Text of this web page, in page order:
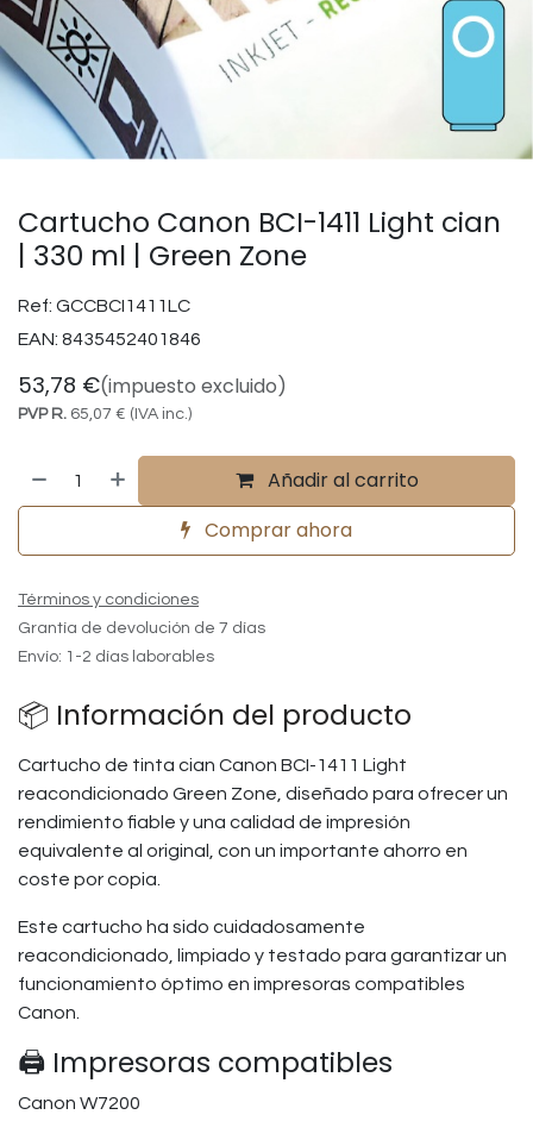
Cartucho Canon BCI-1411 Light cian
| 330 ml | Green Zone
Ref: GCCBCI1411LC
EAN: 8435452401846
53,78 €(impuesto excluido)
PVP R. 65,07 € (IVA inc.)
Añadir al carrito
Comprar ahora
Términos y condiciones
Grantía de devolución de 7 días
Envío: 1-2 días laborables
📦 Información del producto
Cartucho de tinta cian Canon BCI-1411 Light
reacondicionado Green Zone, diseñado para ofrecer un
rendimiento fiable y una calidad de impresión
equivalente al original, con un importante ahorro en
coste por copia.
Este cartucho ha sido cuidadosamente
reacondicionado, limpiado y testado para garantizar un
funcionamiento óptimo en impresoras compatibles
Canon.
🖨️ Impresoras compatibles
Canon W7200